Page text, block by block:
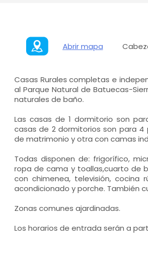
Abrir mapa
Casas Rurales completas e
al Parque Natural de Batuecas-
naturales de baño.
Las casas de 1 dormitorio son
casas de 2 dormitorios son para
de matrimonio y otra con camas
Todas disponen de: frigorífico,
ropa de cama y toallas,cuarto de
con chimenea, televisión, cocina
acondicionado y porche. También
Zonas comunes ajardinadas.
Los horarios de entrada serán a